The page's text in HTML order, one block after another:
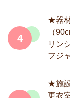
4
★器
（
リン
フジ
★施
更衣